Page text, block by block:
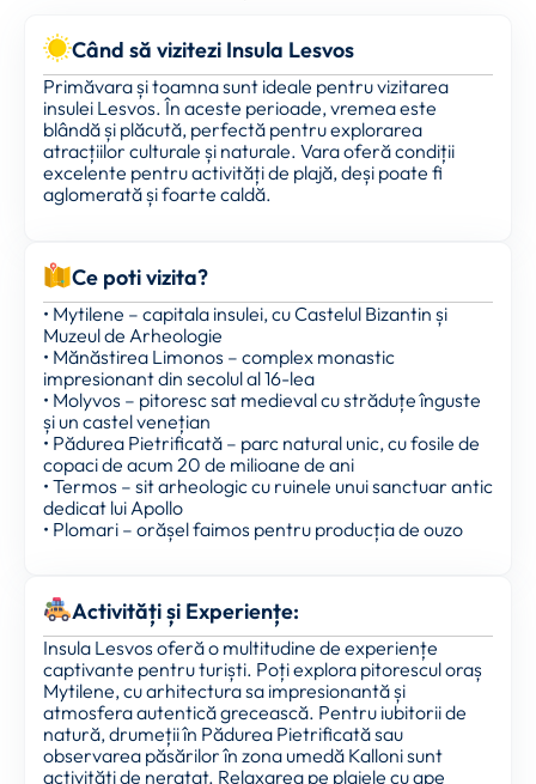
Când să vizitezi Insula Lesvos
Primăvara și toamna sunt ideale pentru vizitarea
insulei Lesvos. În aceste perioade, vremea este
blândă și plăcută, perfectă pentru explorarea
atracțiilor culturale și naturale. Vara oferă condiții
excelente pentru activități de plajă, deși poate fi
aglomerată și foarte caldă.
Ce poti vizita?
• Mytilene – capitala insulei, cu Castelul Bizantin și
Muzeul de Arheologie
• Mănăstirea Limonos – complex monastic
impresionant din secolul al 16-lea
• Molyvos – pitoresc sat medieval cu străduțe înguste
și un castel venețian
• Pădurea Pietrificată – parc natural unic, cu fosile de
copaci de acum 20 de milioane de ani
• Termos – sit arheologic cu ruinele unui sanctuar antic
dedicat lui Apollo
• Plomari – orășel faimos pentru producția de ouzo
Activități și Experiențe:
Insula Lesvos oferă o multitudine de experiențe
captivante pentru turiști. Poți explora pitorescul oraș
Mytilene, cu arhitectura sa impresionantă și
atmosfera autentică grecească. Pentru iubitorii de
natură, drumeții în Pădurea Pietrificată sau
observarea păsărilor în zona umedă Kalloni sunt
activități de neratat. Relaxarea pe plajele cu ape